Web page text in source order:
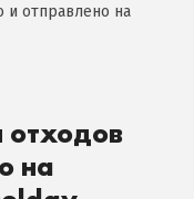
и отправлено на
отходов
на